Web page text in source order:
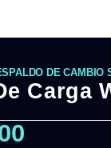
DE CAMBIO
Carga